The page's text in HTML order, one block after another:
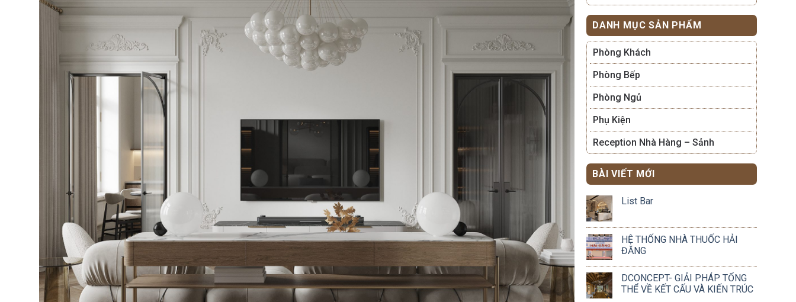
DANH MỤC SẢN PHẨM
Phòng Khách
Phòng Bếp
Phòng Ngủ
Phụ Kiện
Reception Nhà Hàng – Sảnh
BÀI VIẾT MỚI
List Bar
HỆ THỐNG NHÀ THUỐC HẢI
ĐĂNG
DCONCEPT- GIẢI PHÁP TỔNG
THỂ VỀ KẾT CẤU VÀ KIẾN TRÚC